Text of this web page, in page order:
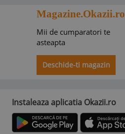
Magazine.Okazii.ro
Mii de cumparatori te
asteapta
Deschide-ti magazin
Instaleaza aplicatia Okazii.ro